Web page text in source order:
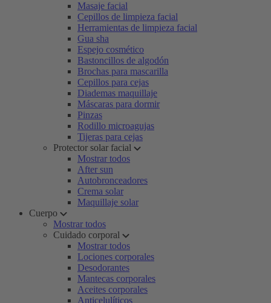
Masaje facial
Cepillos de limpieza facial
Herramientas de limpieza facial
Gua sha
Espejo cosmético
Bastoncillos de algodón
Brochas para mascarilla
Cepillos para cejas
Diademas maquillaje
Máscaras para dormir
Pinzas
Rodillo microagujas
Tijeras para cejas
Protector solar facial
Mostrar todos
After sun
Autobronceadores
Crema solar
Maquillaje solar
Cuerpo
Mostrar todos
Cuidado corporal
Mostrar todos
Lociones corporales
Desodorantes
Mantecas corporales
Aceites corporales
Anticelulíticos